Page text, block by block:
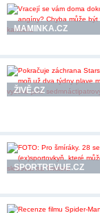
MAMINKA.CZ
ŽIVĚ.CZ
SPORTREVUE.CZ